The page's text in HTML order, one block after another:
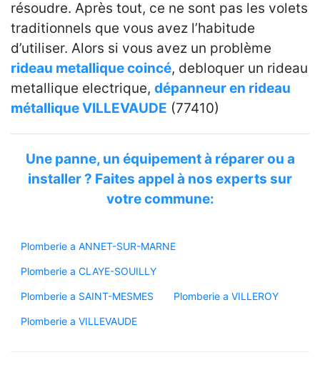
résoudre. Après tout, ce ne sont pas les volets
traditionnels que vous avez l’habitude
d’utiliser. Alors si vous avez un problème
rideau metallique coincé, debloquer un rideau
metallique electrique, dépanneur en rideau
métallique VILLEVAUDE (77410)
Une panne, un équipement à réparer ou a
installer ? Faites appel à nos experts sur
votre commune:
Plomberie a ANNET-SUR-MARNE
Plomberie a CLAYE-SOUILLY
Plomberie a SAINT-MESMES Plomberie a VILLEROY
Plomberie a VILLEVAUDE